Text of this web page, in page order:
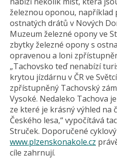
železnou oponou, například
ostnatých drátů v Nových
Muzeum železné opony ve
zbytky železné opony s
opravenou a loni
„Tachovsko teď nenabízí
krytou jízdárnu v ČR ve
zpřístupněný Tachovský
Vysoké. Nedaleko Tachova
ze které je krásný výhled na
Českého lesa,“ vypočítává
Struček. Doporučené
www.plzenskonakole.cz
cíle zahrnují.